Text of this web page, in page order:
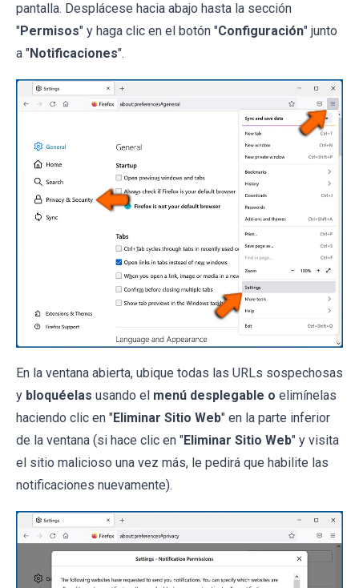
pantalla. Desplácese hacia abajo hasta la sección
"Permisos" y haga clic en el botón "Configuración" junto
a "Notificaciones".
En la ventana abierta, ubique todas las URLs sospechosas
y bloquéelas usando el menú desplegable o elimínelas
haciendo clic en "Eliminar Sitio Web" en la parte inferior
de la ventana (si hace clic en "Eliminar Sitio Web" y visita
el sitio malicioso una vez más, le pedirá que habilite las
notificaciones nuevamente).